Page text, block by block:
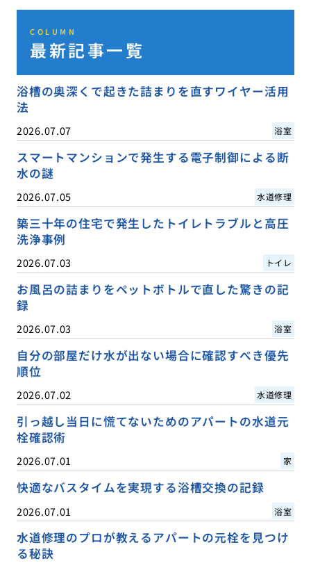
COLUMN
最新記事一覧
浴槽の奥深くで起きた詰まりを直すワイヤー活用
法
2026.07.07 浴室
スマートマンションで発生する電子制御による断
水の謎
2026.07.05 水道修理
築三十年の住宅で発生したトイレトラブルと高圧
洗浄事例
2026.07.03 トイレ
お風呂の詰まりをペットボトルで直した驚きの記
録
2026.07.03 浴室
自分の部屋だけ水が出ない場合に確認すべき優先
順位
2026.07.02 水道修理
引っ越し当日に慌てないためのアパートの水道元
栓確認術
2026.07.01 家
快適なバスタイムを実現する浴槽交換の記録
2026.07.01 浴室
水道修理のプロが教えるアパートの元栓を見つけ
る秘訣